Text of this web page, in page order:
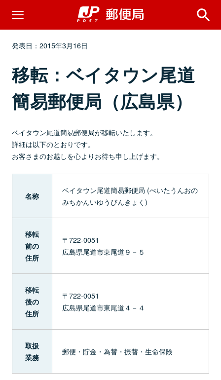
発表日：2015年3月16日
移転：ベイタウン尾道
簡易郵便局（広島県）
ベイタウン尾道簡易郵便局が移転いたします。
詳細は以下のとおりです。
お客さまのお越しを心よりお待ち申し上げます。
名称
ベイタウン尾道簡易郵便局 (べいたうんおの
みちかんいゆうびんきょく)
移転
前の
住所
〒722-0051
広島県尾道市東尾道９－５
移転
後の
住所
〒722-0051
広島県尾道市東尾道４－４
取扱
業務
郵便・貯金・為替・振替・生命保険